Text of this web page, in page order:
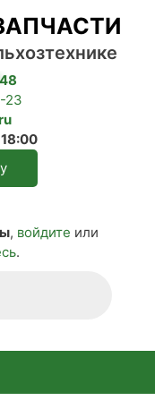
48
23
, войдите или
.